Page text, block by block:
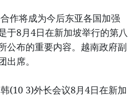
作将成为今后东亚各国加强
于8月4日在新加坡举行的第八
公布的重要内容。越南政府副
出席。
(10 3)外长会议8月4日在新加